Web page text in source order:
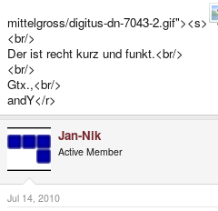
mittelgross/digitus-dn-7043-2.gif"><s>
<br/>
Der ist recht kurz und funkt.<br/>
<br/>
Gtx.,<br/>
andY</r>
Jan-Nik
Active Member
Jul 14, 2010